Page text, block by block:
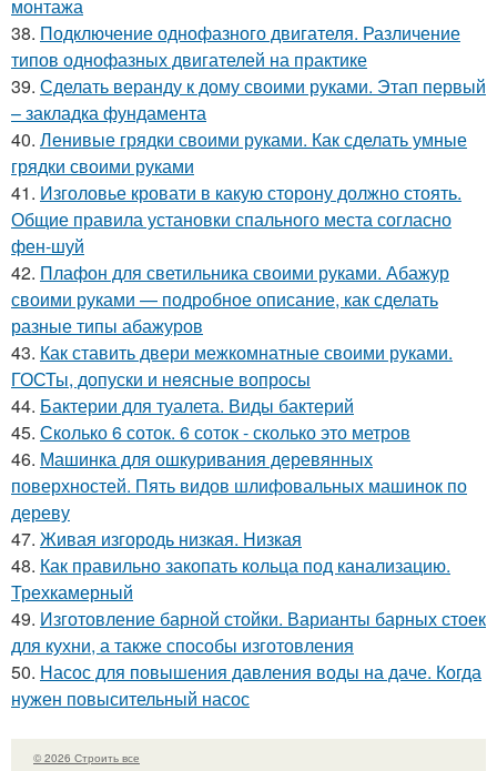
монтажа
38. Подключение однофазного двигателя. Различение
типов однофазных двигателей на практике
39. Сделать веранду к дому своими руками. Этап первый
– закладка фундамента
40. Ленивые грядки своими руками. Как сделать умные
грядки своими руками
41. Изголовье кровати в какую сторону должно стоять.
Общие правила установки спального места согласно
фен-шуй
42. Плафон для светильника своими руками. Абажур
своими руками — подробное описание, как сделать
разные типы абажуров
43. Как ставить двери межкомнатные своими руками.
ГОСТы, допуски и неясные вопросы
44. Бактерии для туалета. Виды бактерий
45. Сколько 6 соток. 6 соток - сколько это метров
46. Машинка для ошкуривания деревянных
поверхностей. Пять видов шлифовальных машинок по
дереву
47. Живая изгородь низкая. Низкая
48. Как правильно закопать кольца под канализацию.
Трехкамерный
49. Изготовление барной стойки. Варианты барных стоек
для кухни, а также способы изготовления
50. Насос для повышения давления воды на даче. Когда
нужен повысительный насос
© 2026 Строить все